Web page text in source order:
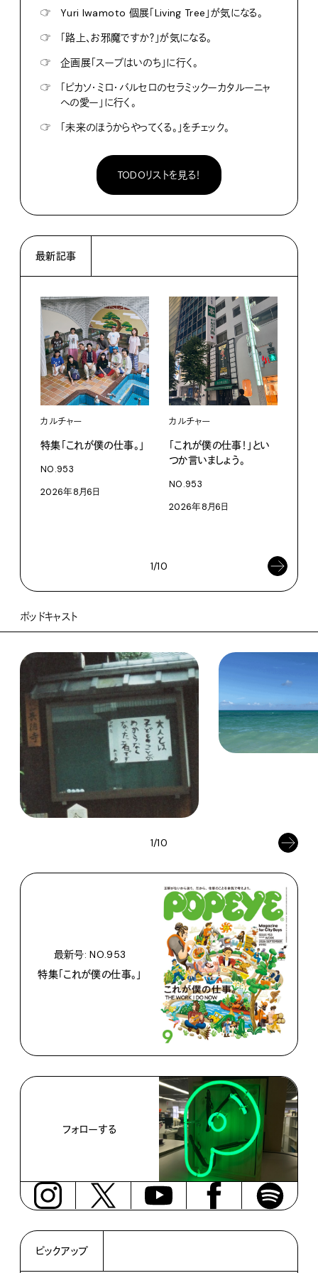
☞
Yuri Iwamoto 個展「Living Tree」が気になる。
☞
「路上、お邪魔ですか？」が気になる。
☞
企画展「スープはいのち」に行く。
☞
「ピカソ・ミロ・バルセロのセラミックーカタルーニャ
への愛ー」に行く。
☞
「未来のほうからやってくる。」をチェック。
TODOリストを見る！
最新記事
カルチャー
特集「これが僕の仕事。」
NO.953
2026年8月6日
カルチャー
「これが僕の仕事！」とい
つか言いましょう。
NO.953
2026年8月6日
1/10
ポッドキャスト
1/10
最新号: NO.953
特集「これが僕の仕事。」
フォローする
ピックアップ